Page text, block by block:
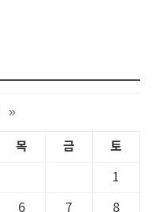
»
목 금 토
1
6 7 8